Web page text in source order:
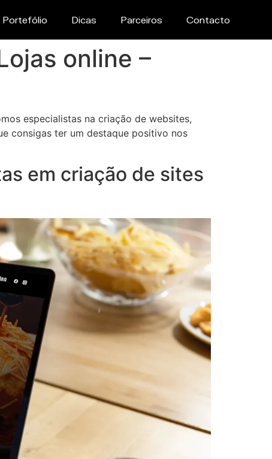
Portefólio Dicas Parceiros Contacto
online –
especialistas na criação de websites,
consigas ter um destaque positivo nos
em criação de sites